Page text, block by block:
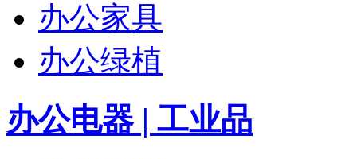
办公家具
办公绿植
办公电器 | 工业品